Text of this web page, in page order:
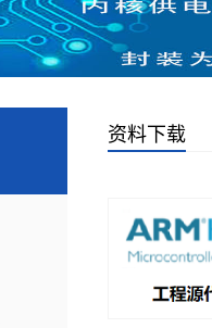
资料下载